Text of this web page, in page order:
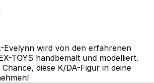
Evelynn wird von den erfahrenen
TOYS handbemalt und modelliert.
diese K/DA-Figur in deine